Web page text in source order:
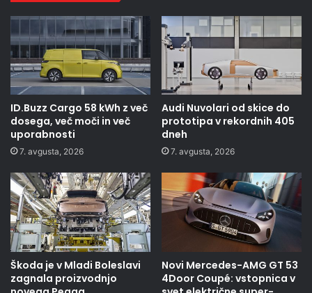
ID.Buzz Cargo 58 kWh z več
dosega, več moči in več
uporabnosti
7. avgusta, 2026
Audi Nuvolari od skice do
prototipa v rekordnih 405
dneh
7. avgusta, 2026
Škoda je v Mladi Boleslavi
zagnala proizvodnjo
Novi Mercedes-AMG GT 53
4Door Coupé: vstopnica v